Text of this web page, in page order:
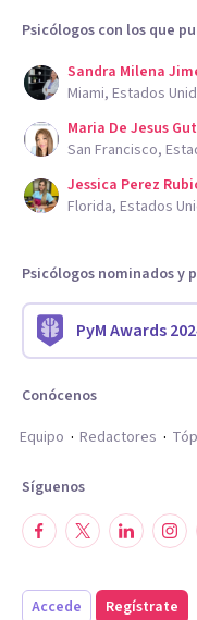
Psicólogos con los que
Sandra Milena
Miami, Estados
Maria De Jesus
San Francisco,
Jessica Perez
Florida, Estados
Psicólogos nominados y
PyM Awards
Conócenos
Equipo
Redactores
Síguenos
Accede Regístrate